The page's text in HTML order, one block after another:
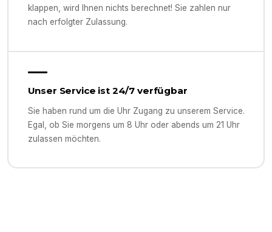
klappen, wird Ihnen nichts berechnet! Sie zahlen nur
nach erfolgter Zulassung.
Unser Service ist 24/7 verfügbar
Sie haben rund um die Uhr Zugang zu unserem Service.
Egal, ob Sie morgens um 8 Uhr oder abends um 21 Uhr
zulassen möchten.